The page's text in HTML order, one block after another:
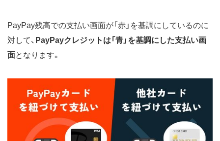
PayPay残高での支払い画面が「赤」を基調にしているのに
対して、 PayPayクレジットは「青」を基調にした支払い画
面となります。